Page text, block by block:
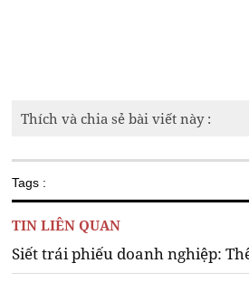
Thích và chia sẻ bài viết này :
Tags :
TIN LIÊN QUAN
Siết trái phiếu doanh nghiệp: